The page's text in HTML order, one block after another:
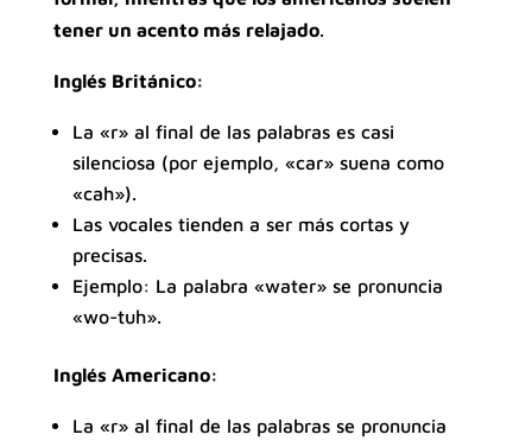
tener un acento más relajado.
Inglés Británico:
La «r» al final de las palabras es casi
silenciosa (por ejemplo, «car» suena como
«cah»).
Las vocales tienden a ser más cortas y
precisas.
Ejemplo: La palabra «water» se pronuncia
«wo-tuh».
Inglés Americano:
La «r» al final de las palabras se pronuncia